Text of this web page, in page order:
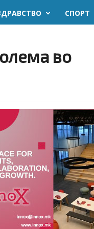
СПОРТ
во